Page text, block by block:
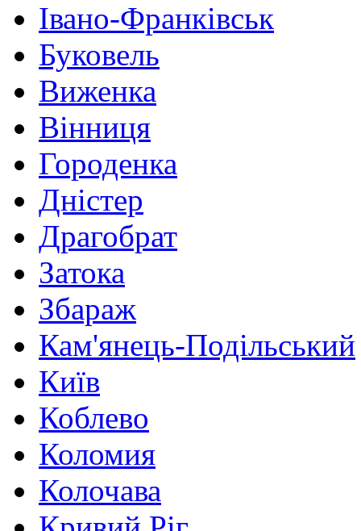
Івано-Франківськ
Буковель
Виженка
Вінниця
Городенка
Дністер
Драгобрат
Затока
Збараж
Кам'янець-Подільський
Київ
Коблево
Коломия
Колочава